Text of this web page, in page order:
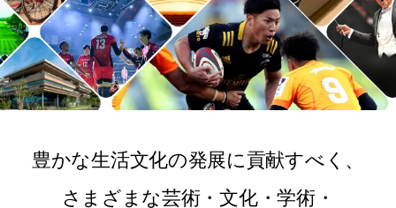
豊かな生活文化の発展に貢献すべく、
さまざまな芸術・文化・学術・